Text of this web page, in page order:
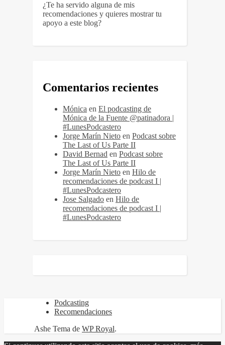
¿Te ha servido alguna de mis
recomendaciones y quieres mostrar tu
apoyo a este blog?
Comentarios recientes
Mónica en El podcasting de
Mónica de la Fuente @patinadora |
#LunesPodcastero
Jorge Marín Nieto en Podcast sobre
The Last of Us Parte II
David Bernad en Podcast sobre
The Last of Us Parte II
Jorge Marín Nieto en Hilo de
recomendaciones de podcast I |
#LunesPodcastero
Jose Salgado en Hilo de
recomendaciones de podcast I |
#LunesPodcastero
Podcasting
Recomendaciones
Ashe Tema de WP Royal.